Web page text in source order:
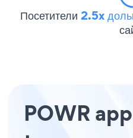
Посетители 2.5x
POWR